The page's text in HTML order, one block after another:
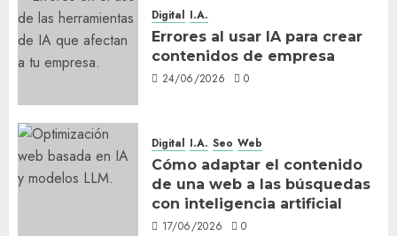
Digital I.A.
Errores al usar IA para crear
contenidos de empresa
24/06/2026 0
Digital I.A. Seo Web
Cómo adaptar el contenido
de una web a las búsquedas
con inteligencia artificial
17/06/2026 0